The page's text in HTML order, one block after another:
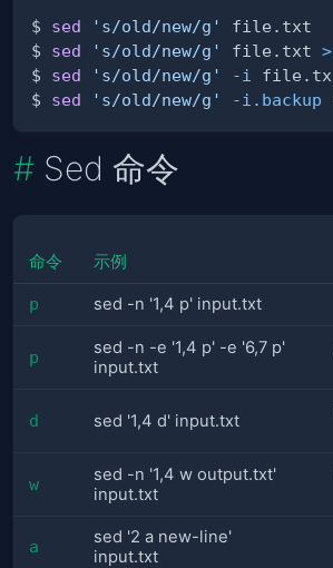
$ sed 's/old/new/g'
$ sed 's/old/new/g' file.txt >
$ sed 's/old/new/g' -i
$ sed 's/old/new/g' -i.backup
Sed 命令
命令 示例
p sed -n '1,4 p' input.txt
p
sed -n -e '1,4 p' -e '6,7 p'
input.txt
d sed '1,4 d' input.txt
w
sed -n '1,4 w output.txt'
input.txt
a
sed '2 a new-line'
input.txt